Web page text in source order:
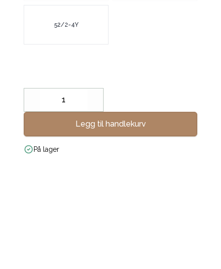
52/2-4Y
Decrease
Legg til handlekurv
På lager